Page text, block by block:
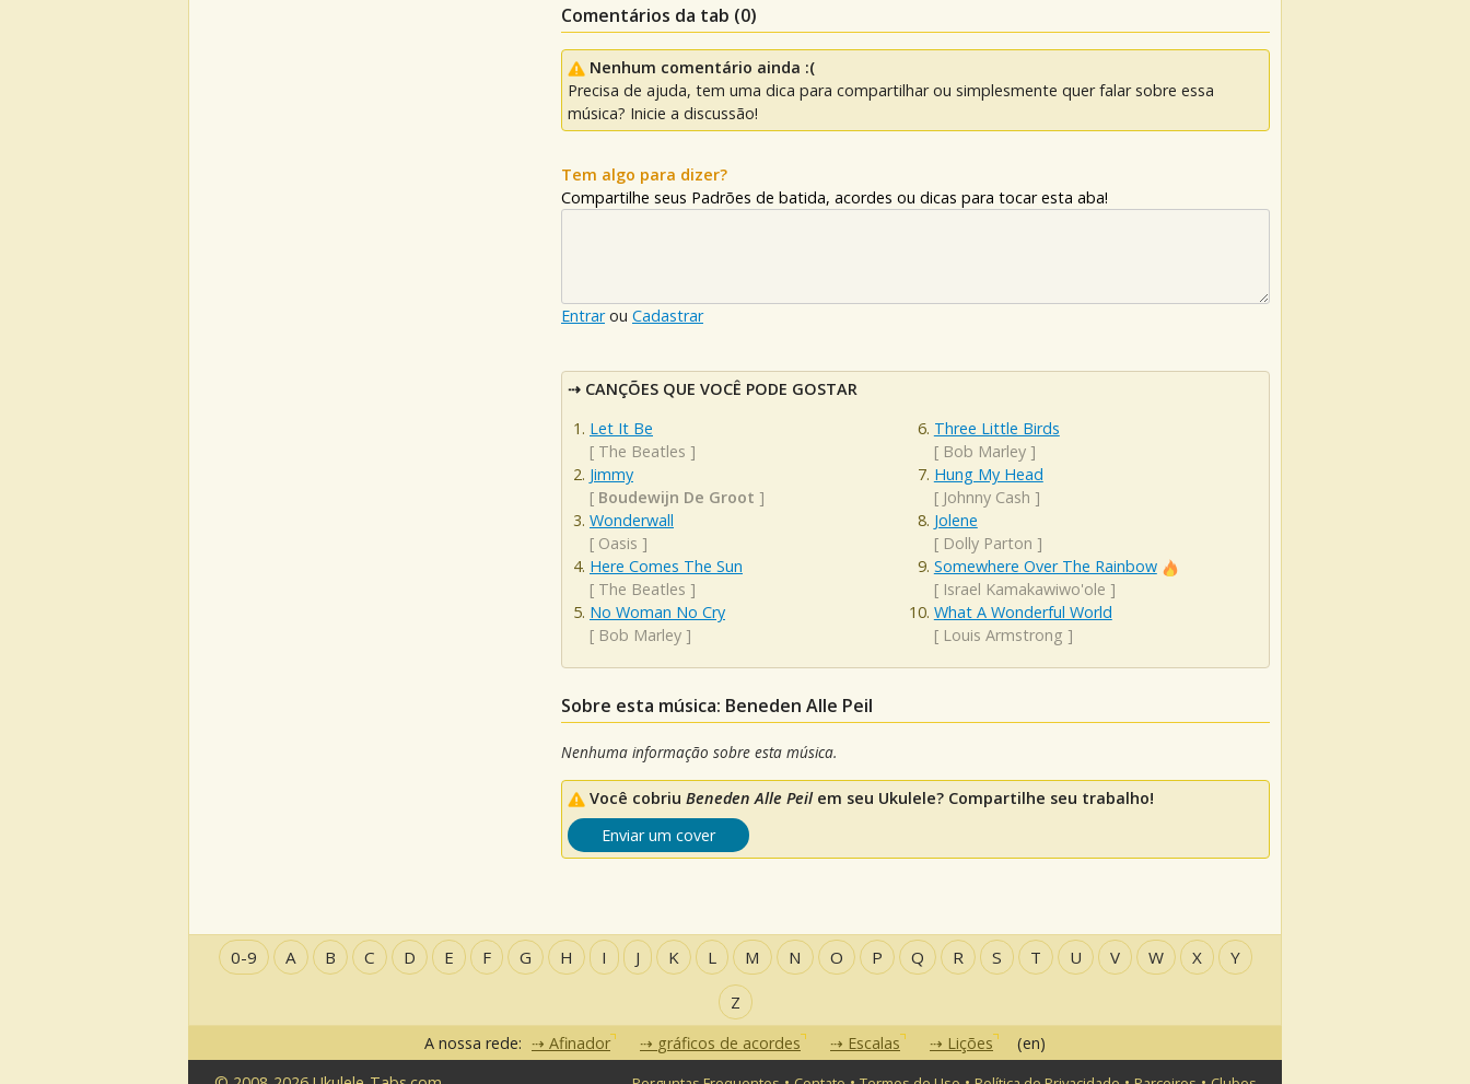
Comentários da tab (0)
Nenhum comentário ainda :(
Precisa de ajuda, tem uma dica para compartilhar ou simplesmente quer falar sobre essa
música? Inicie a discussão!
Tem algo para dizer?
Compartilhe seus Padrões de batida, acordes ou dicas para tocar esta aba!
Entrarou Cadastrar
CANÇÕES QUE VOCÊ PODE GOSTAR
Let It Be
[ The Beatles ]
Jimmy
[ Boudewijn De Groot ]
Wonderwall
[ Oasis ]
Here Comes The Sun
[ The Beatles ]
No Woman No Cry
[ Bob Marley ]
Three Little Birds
[ Bob Marley]
Hung My Head
[ Johnny Cash ]
Jolene
[ Dolly Parton ]
Somewhere Over The Rainbow
[ Israel Kamakawiwo'ole ]
What A Wonderful World
[ Louis Armstrong ]
Sobre esta música: Beneden Alle Peil
Nenhuma informação sobre esta música.
Você cobriu Beneden Alle Peilem seu Ukulele? Compartilhe seu trabalho!
Enviar um cover
0-9 A B C D E F G H I J K L M N O P Q R S T U V W X Y
Z
A nossa rede: Afinador gráficos de acordes Escalas Lições
(en)